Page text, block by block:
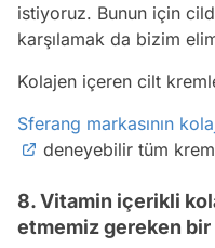
istiyoruz. Bunun için
karşılamak da bizim
Kolajen içeren cilt
Sferang markasının
deneyebilir tüm
8. Vitamin içerikli
etmemiz gereken